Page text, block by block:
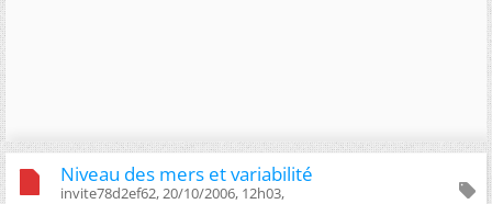
Niveau des mers et variabilité
invite78d2ef62, 20/10/2006, 12h03, ‎